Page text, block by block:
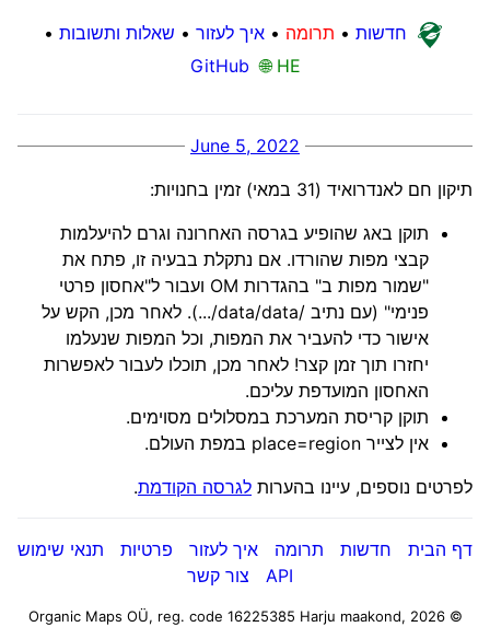
חדשות • תרומה •איך לעזור • שאלות ותשובות •
GitHub 🌐 HE
June 5, 2022
תיקון חם לאנדרואיד (31 במאי) זמין בחנויות:
תוקן באג שהופיע בגרסה האחרונה וגרם להיעלמות
קבצי מפות שהורדו. אם נתקלת בבעיה זו, פתח את
"שמור מפות ב" בהגדרות OM ועבור ל"אחסון פרטי
פנימי" (עם נתיב /data/data/...). לאחר מכן, הקש על
אישור כדי להעביר את המפות, וכל המפות שנעלמו
יחזרו תוך זמן קצר! לאחר מכן, תוכלו לעבור לאפשרות
האחסון המועדפת עליכם.
תוקן קריסת המערכת במסלולים מסוימים.
אין לצייר place=region במפת העולם.
לפרטים נוספים, עיינו בהערות לגרסה הקודמת.
דף הבית חדשות תרומה איך לעזור פרטיות
תנאי שימוש
API
צור קשר
© 2026 Organic Maps OÜ, reg. code 16225385
Harju maakond,